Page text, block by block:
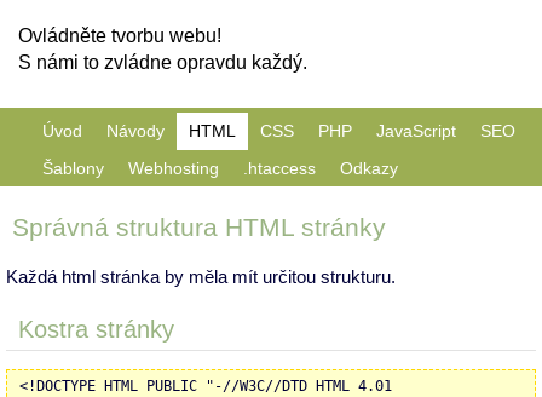
Ovládněte tvorbu webu!
S námi to zvládne opravdu každý.
Úvod Návody HTML CSS PHP JavaScript
SEO
Šablony
Webhosting .htaccess Odkazy
Správná struktura HTML stránky
Každá html stránka by měla mít určitou strukturu.
Kostra stránky
<!DOCTYPE HTML PUBLIC "-//W3C//DTD HTML 4.01